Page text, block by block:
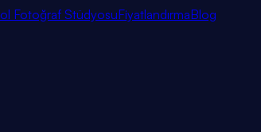
Fotoğraf StüdyosuFiyatlandırmaBlog